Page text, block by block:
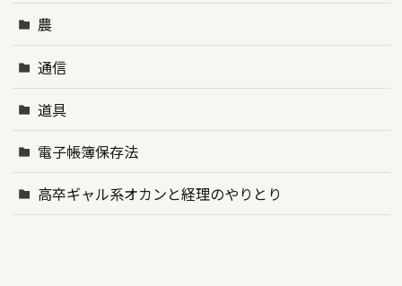
農
通信
道具
電子帳簿保存法
高卒ギャル系オカンと経理のやりとり